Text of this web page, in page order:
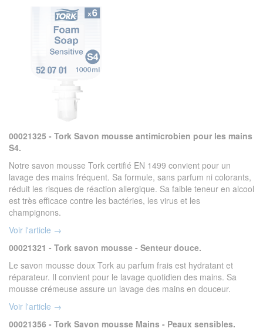
00021325 - Tork Savon mousse antimicrobien pour les mains
S4.
Notre savon mousse Tork certifié EN 1499 convient pour un
lavage des mains fréquent. Sa formule, sans parfum ni colorants,
réduit les risques de réaction allergique. Sa faible teneur en alcool
est très efficace contre les bactéries, les virus et les
champignons.
Voir l'article →
00021321 - Tork savon mousse - Senteur douce.
Le savon mousse doux Tork au parfum frais est hydratant et
réparateur. Il convient pour le lavage quotidien des mains. Sa
mousse crémeuse assure un lavage des mains en douceur.
Voir l'article →
00021356 - Tork Savon mousse Mains - Peaux sensibles.